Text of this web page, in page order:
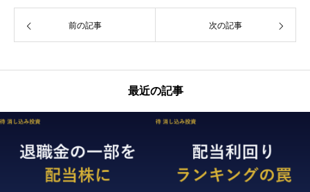
前の記事 次の記事
最近の記事